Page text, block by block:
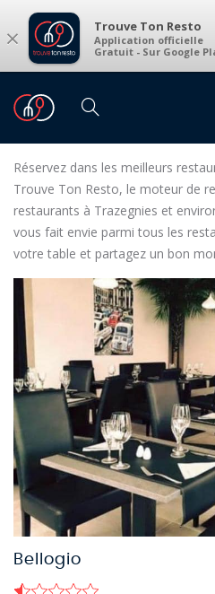
× Trouve Ton Resto
Application officielle
Gratuit - Sur Google
Restaurants
Restaurants à Trazegnies
Réservez dans les meilleurs
Trouve Ton Resto, le moteur de
restaurants à Trazegnies et
vous fait envie parmi tous les
votre table et partagez un bon
Bellogio